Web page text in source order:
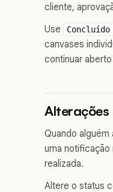
cliente,
Use
Concluído
canvases
continuar
Quando
uma notificação
realizada.
Altere o status